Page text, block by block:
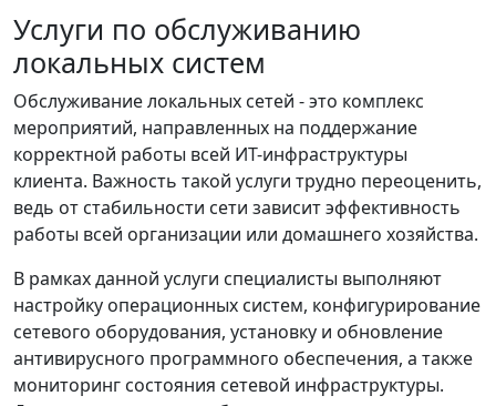
Услуги по обслуживанию
локальных систем
Обслуживание локальных сетей - это комплекс
мероприятий, направленных на поддержание
корректной работы всей ИТ-инфраструктуры
клиента. Важность такой услуги трудно переоценить,
ведь от стабильности сети зависит эффективность
работы всей организации или домашнего хозяйства.
В рамках данной услуги специалисты выполняют
настройку операционных систем, конфигурирование
сетевого оборудования, установку и обновление
антивирусного программного обеспечения, а также
мониторинг состояния сетевой инфраструктуры.